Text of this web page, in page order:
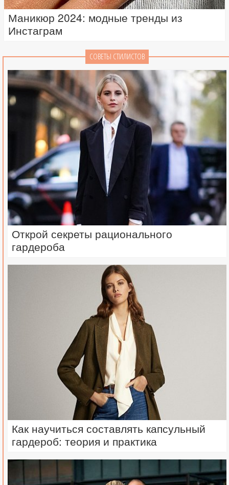
Маникюр 2024: модные тренды из
Инстаграм
СОВЕТЫ СТИЛИСТОВ
Открой секреты рационального
гардероба
Как научиться составлять капсульный
гардероб: теория и практика